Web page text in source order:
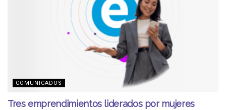
COMUNICADOS
Tres emprendimientos liderados por mujeres